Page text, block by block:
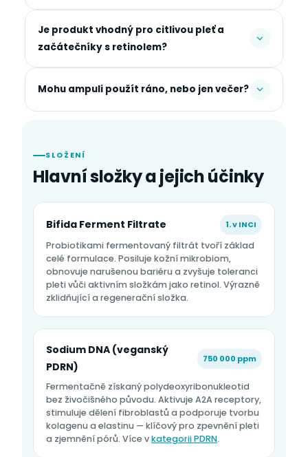
Je produkt vhodný pro citlivou pleť a
začátečníky s retinolem?
Mohu ampuli použít ráno, nebo jen večer?
SLOŽENÍ
Hlavní složky a jejich účinky
Bifida Ferment Filtrate 1. v INCI
Probiotikami fermentovaný filtrát tvoří základ
celé formulace. Posiluje kožní mikrobiom,
obnovuje narušenou bariéru a zvyšuje toleranci
pleti vůči aktivním složkám jako retinol. Výrazně
zklidňující a regenerační složka.
Sodium DNA (veganský
PDRN)
750 000 ppm
Fermentačně získaný polydeoxyribonukleotid
bez živočišného původu. Aktivuje A2A receptory,
stimuluje dělení fibroblastů a podporuje tvorbu
kolagenu a elastinu — klíčový pro zpevnění pleti
a zjemnění pórů. Více vkategorii PDRN.